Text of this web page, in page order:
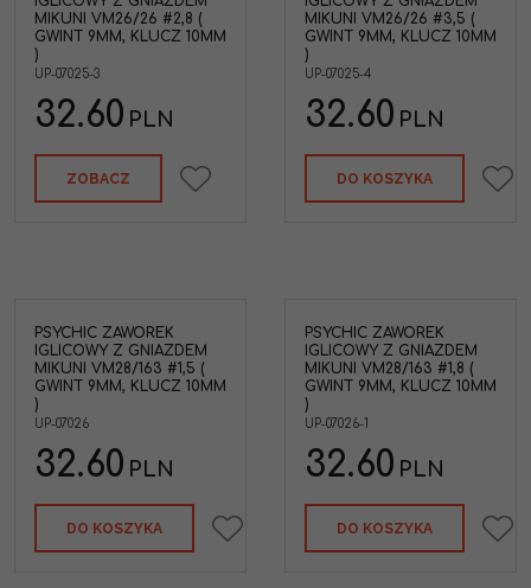
MIKUNI VM26/26 #2,8 (
GWINT 9MM, KLUCZ 10MM
)
UP-07025-3
32.60 PLN
ZOBACZ
MIKUNI VM26/26 #3,5 (
GWINT 9MM, KLUCZ 10MM
)
UP-07025-4
32.60 PLN
DO KOSZYKA
PSYCHIC ZAWOREK
IGLICOWY Z GNIAZDEM
MIKUNI VM28/163 #1,5 (
GWINT 9MM, KLUCZ 10MM
)
UP-07026
32.60 PLN
DO KOSZYKA
PSYCHIC ZAWOREK
IGLICOWY Z GNIAZDEM
MIKUNI VM28/163 #1,8 (
GWINT 9MM, KLUCZ 10MM
)
UP-07026-1
32.60 PLN
DO KOSZYKA